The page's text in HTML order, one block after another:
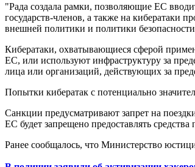
"Рада создала рамки, позволяющие ЕС
государств-членов, а также на кибератаки
внешней политики и политики
Кибератаки, охватывающиеся сферой
ЕС, или используют инфраструктуру за
лица или организаций, действующих за
Попытки кибератак с потенциально
Санкции предусматривают запрет на
ЕС будет запрещено предоставлять
Ранее сообщалось, что Министерство